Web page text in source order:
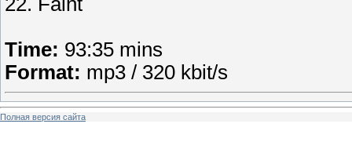
Time: 93:35 mins
Format: mp3 / 320 kbit/s
Полная версия сайта